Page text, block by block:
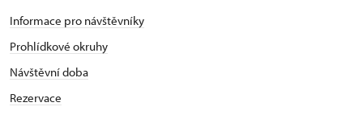
Informace pro návštěvníky
Prohlídkové okruhy
Návštěvní doba
Rezervace